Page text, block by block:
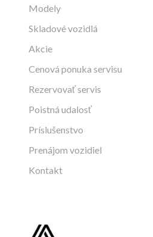
Modely
Skladové vozidlá
Akcie
Cenová ponuka servisu
Rezervovať servis
Poistná udalosť
Príslušenstvo
Prenájom vozidiel
Kontakt